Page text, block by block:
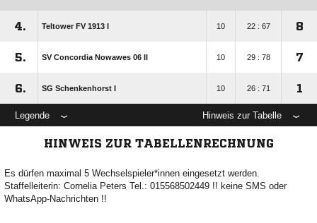
4. Teltower FV 1913 I 10 22 : 67 8
5. SV Concordia Nowawes 06 II 10 29 : 78 7
6. SG Schenkenhorst I 10 26 : 71 1
Legende Hinweis zur Tabelle
HINWEIS ZUR TABELLENRECHNUNG
Es dürfen maximal 5 Wechselspieler*innen eingesetzt werden.
Staffelleiterin: Cornelia Peters Tel.: 015568502449 !! keine SMS oder
WhatsApp-Nachrichten !!